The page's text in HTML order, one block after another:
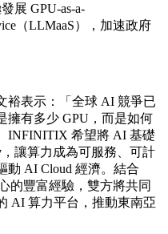
展 GPU-as-a-
（LLMaaS），加速政府
裕表示：「全球 AI 競爭已
擁有多少 GPU，而是如何
INFINITIX 希望將 AI 基礎
，讓算力成為可服務、可計
動 AI Cloud 經濟。結合
的豐富經驗，雙方將共同
AI 算力平台，推動東南亞